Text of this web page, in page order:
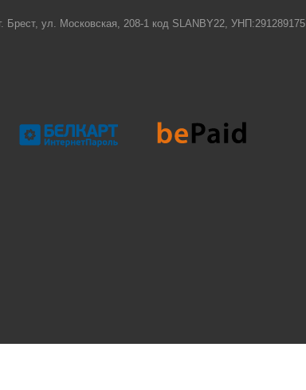
ул. Московская, 208-1 код SLANBY22, УНП:291289175